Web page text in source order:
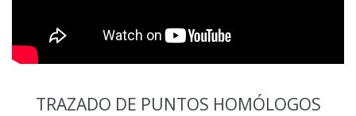
TRAZADO DE PUNTOS HOMÓLOGOS